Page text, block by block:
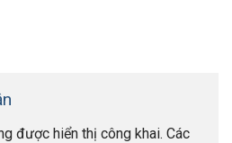
được hiển thị công khai. Các